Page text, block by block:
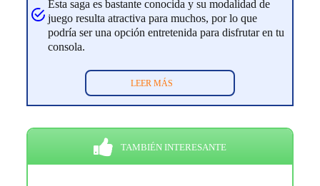
Esta saga es bastante conocida y su modalidad de
juego resulta atractiva para muchos, por lo que
podría ser una opción entretenida para disfrutar en tu
consola.
LEER MÁS
TAMBIÉN INTERESANTE